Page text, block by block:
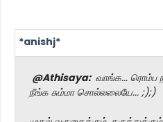
*anishj*
@Athisaya: வாங்க... ரொம்ப
நீங்க சும்மா சொல்லலையே... ;);)